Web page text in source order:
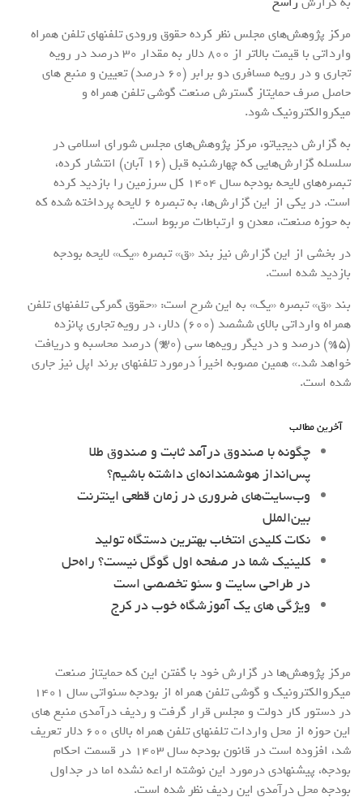
مرکز پژوهش‌های مجلس نظر کرده حقوق ورودی تلفنهای تلفن همراه
وارداتی با قیمت بالاتر از ۸۰۰ دلار به مقدار ۳۰ درصد در رویه
تجاری و در رویه مسافری دو برابر (۶۰ درصد) تعیین و منبع های
حاصل صرف حمایتاز گسترش صنعت گوشی‌ تلفن‌ همراه و
میکروالکترونیک شود.
به گزارش دیجیاتو،‌ مرکز پژوهش‌های مجلس شورای اسلامی در
سلسله گزارش‌‌هایی که چهارشنبه قبل (۱۶ آبان‌) انتشار کرده،
تبصره‌های لایحه بودجه سال ۱۴۰۴ کل سرزمین را بازدید کرده
است. در یکی از این گزارش‌ها، به تبصره ۶ لایحه پرداخته شده که
به حوزه صنعت، معدن و ارتباطات مربوط است.
در بخشی از این گزارش نیز بند «ق» تبصره «یک» لایحه بودجه
بازدید شده است.
بند «ق» تبصره «یک» به این شرح است: «حقوق گمرکی تلفنهای تلفن
همراه وارداتی بالای ششصد (۶۰۰) دلار، در رویه تجاری پانزده
(۱۵%) درصد و در دیگر رویه‌ها سی (۳۰%) درصد محاسبه و دریافت
خواهد شد.» همین مصوبه اخیراً درمورد تلفنهای برند اپل نیز جاری
شده است.
آخرین مطالب
چگونه با صندوق درآمد ثابت و صندوق طلا
پس‌انداز هوشمندانه‌ای داشته باشیم؟
وب‌سایت‌های ضروری در زمان قطعی اینترنت
بین‌الملل
نکات کلیدی انتخاب بهترین دستگاه تولید
کلینیک شما در صفحه اول گوگل نیست؟ راه‌حل
در طراحی سایت و سئو تخصصی است
ویژگی های یک آموزشگاه خوب در کرج
مرکز پژوهش‌ها در گزارش خود با گفتن این که حمایتاز صنعت
میکروالکترونیک و گوشی تلفن همراه از بودجه سنواتی سال 1401
در دستور کار دولت و مجلس قرار گرفت و ردیف درآمدی منبع های
این حوزه از محل واردات تلفنهای تلفن همراه بالای ۶۰۰ دلار تعریف
شد، افزوده است در قانون بودجه سال 1403 در قسمت احکام
بودجه، پیشنهادی درمورد این نوشته اراعه نشده اما در جداول
بودجه محل درآمدی این ردیف نظر شده است.